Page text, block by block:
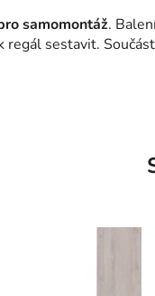
samomontáž.
regál sestavit.